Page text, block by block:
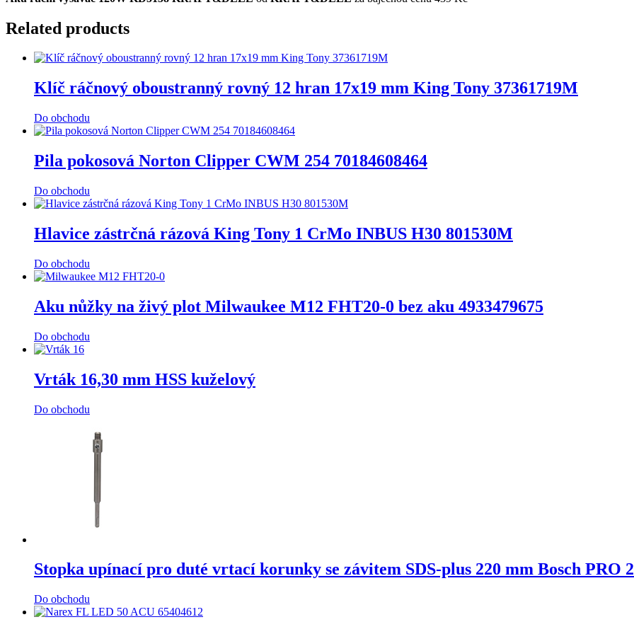
Related products
Klíč ráčnový oboustranný rovný 12 hran 17x19 mm King Tony 37361719M
Do obchodu
Pila pokosová Norton Clipper CWM 254 70184608464
Do obchodu
Hlavice zástrčná rázová King Tony 1 CrMo INBUS H30 801530M
Do obchodu
Aku nůžky na živý plot Milwaukee M12 FHT20-0 bez aku 4933479675
Do obchodu
Vrták 16,30 mm HSS kuželový
Do obchodu
Stopka upínací pro duté vrtací korunky se závitem SDS-plus 220 mm Bosch PRO
Do obchodu